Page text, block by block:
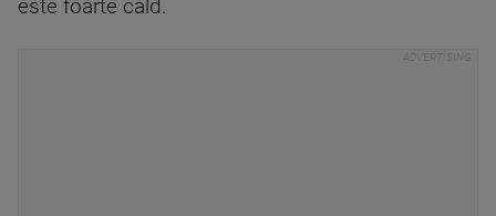
este foarte cald.